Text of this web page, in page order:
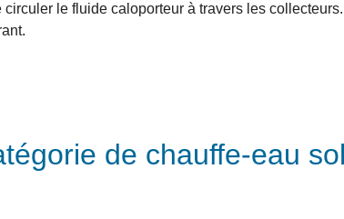
circuler le fluide caloporteur à travers les
de chauffe-eau